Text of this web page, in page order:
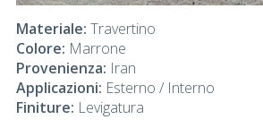
Materiale: Travertino
Colore: Marrone
Provenienza: Iran
Applicazioni: Esterno / Interno
Finiture: Levigatura